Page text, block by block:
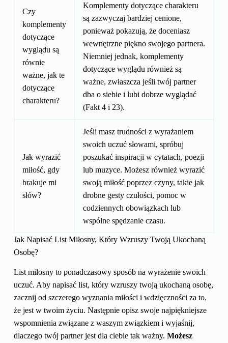
Czy
komplementy
dotyczące
wyglądu są
równie
ważne, jak te
dotyczące
charakteru?
Komplementy dotyczące charakteru
są zazwyczaj bardziej cenione,
ponieważ pokazują, że doceniasz
wewnętrzne piękno swojego partnera.
Niemniej jednak, komplementy
dotyczące wyglądu również są
ważne, zwłaszcza jeśli twój partner
dba o siebie i lubi dobrze wyglądać
(Fakt 4 i 23).
Jak wyrazić
miłość, gdy
brakuje mi
słów?
Jeśli masz trudności z wyrażaniem
swoich uczuć słowami, spróbuj
poszukać inspiracji w cytatach, poezji
lub muzyce. Możesz również wyrazić
swoją miłość poprzez czyny, takie jak
drobne gesty czułości, pomoc w
codziennych obowiązkach lub
wspólne spędzanie czasu.
Jak Napisać List Miłosny, Który Wzruszy Twoją Ukochaną
Osobę?
List miłosny to ponadczasowy sposób na wyrażenie swoich
uczuć. Aby napisać list, który wzruszy twoją ukochaną osobę,
zacznij od szczerego wyznania miłości i wdzięczności za to,
że jest w twoim życiu. Następnie opisz swoje najpiękniejsze
wspomnienia związane z waszym związkiem i wyjaśnij,
dlaczego twój partner jest dla ciebie tak ważny. Możesz